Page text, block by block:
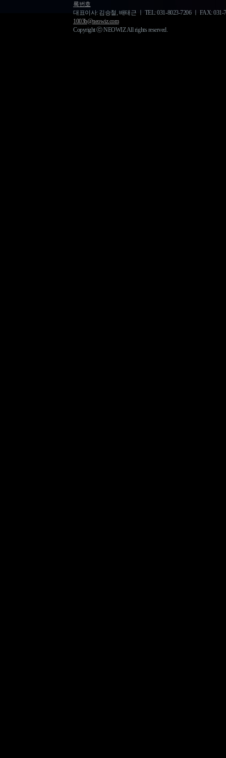
록번호
대표이사: 김승철, 배태근 ㅣ TEL: 031-8023-7206 ㅣ FAX: 031-
1003b@neowiz.com
Copyright ⓒ NEOWIZ All rights reserved.